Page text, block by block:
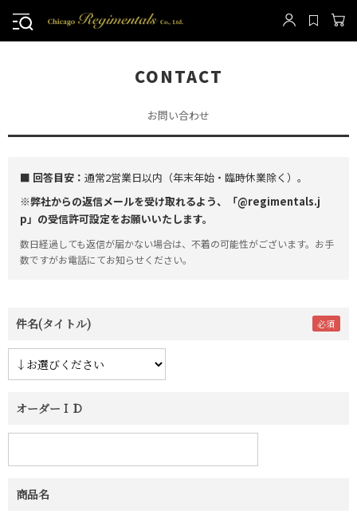
CONTACT
お問い合わせ
■ 回答目安： 通常2営業日以内（年末年始・臨時休業除く）。
※弊社からの返信メールを受け取れるよう、「@regimentals.j
p」の受信許可設定をお願いいたします。
数日経過しても返信が届かない場合は、不着の可能性がございます。お手
数ですがお電話にてお知らせください。
件名(タイトル)
オーダーＩＤ
商品名